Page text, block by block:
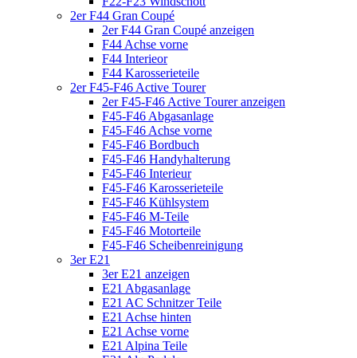
2er F44 Gran Coupé
2er F44 Gran Coupé anzeigen
F44 Achse vorne
F44 Interieor
F44 Karosserieteile
2er F45-F46 Active Tourer
2er F45-F46 Active Tourer anzeigen
F45-F46 Abgasanlage
F45-F46 Achse vorne
F45-F46 Bordbuch
F45-F46 Handyhalterung
F45-F46 Interieur
F45-F46 Karosserieteile
F45-F46 Kühlsystem
F45-F46 M-Teile
F45-F46 Motorteile
F45-F46 Scheibenreinigung
3er E21
3er E21 anzeigen
E21 Abgasanlage
E21 AC Schnitzer Teile
E21 Achse hinten
E21 Achse vorne
E21 Alpina Teile